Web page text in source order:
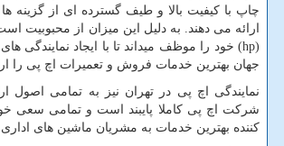
چاپ با کیفیت بالا و طیف گسترده ای از گزینه ها
ارائه می دهند. به دلیل این میزان از محبوبیت
hp)) خود را موظف میداند تا با ایجاد نمایندگی
جهان بهترین خدمات فروش و تعمیرات اچ پی را
نمایندگی اچ پی در تهران نیز به تمامی اصول
شرکت اچ پی کاملا پایبند است و تمامی سعی خود
کننده بهترین خدمات به مشریان ماشین های اداری